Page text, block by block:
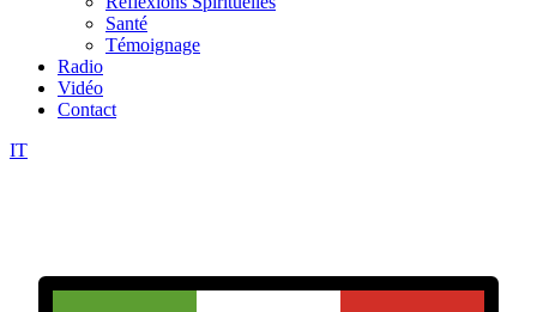
Santé
Témoignage
Radio
Vidéo
Contact
IT